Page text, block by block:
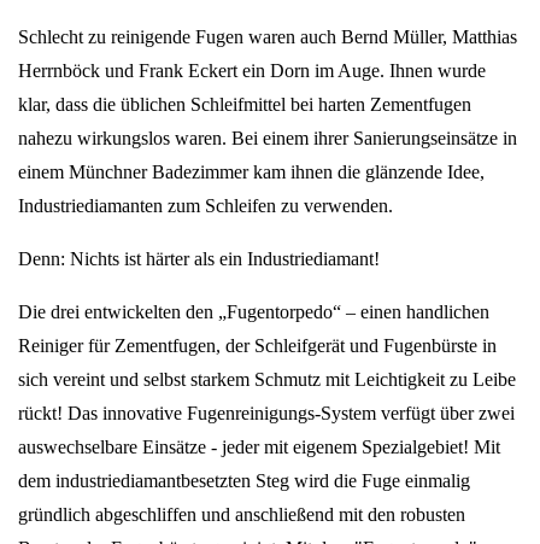
Schlecht zu reinigende Fugen waren auch Bernd Müller, Matthias
Herrnböck und Frank Eckert ein Dorn im Auge. Ihnen wurde
klar, dass die üblichen Schleifmittel bei harten Zementfugen
nahezu wirkungslos waren. Bei einem ihrer Sanierungseinsätze in
einem Münchner Badezimmer kam ihnen die glänzende Idee,
Industriediamanten zum Schleifen zu verwenden.
Denn: Nichts ist härter als ein Industriediamant!
Die drei entwickelten den „Fugentorpedo“ – einen handlichen
Reiniger für Zementfugen, der Schleifgerät und Fugenbürste in
sich vereint und selbst starkem Schmutz mit Leichtigkeit zu Leibe
rückt! Das innovative Fugenreinigungs-System verfügt über zwei
auswechselbare Einsätze - jeder mit eigenem Spezialgebiet! Mit
dem industriediamantbesetzten Steg wird die Fuge einmalig
gründlich abgeschliffen und anschließend mit den robusten